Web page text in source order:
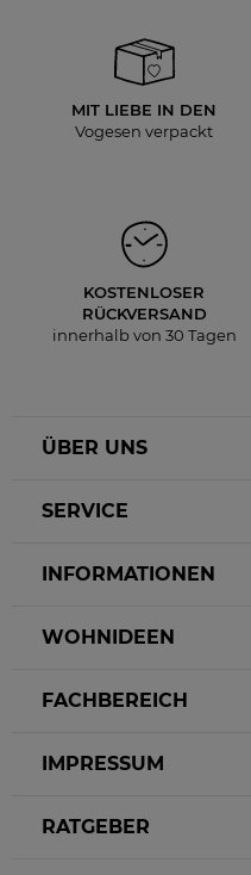
MIT LIEBE IN DEN
Vogesen verpackt
KOSTENLOSER
RÜCKVERSAND
innerhalb von 30 Tagen
ÜBER UNS
SERVICE
INFORMATIONEN
WOHNIDEEN
FACHBEREICH
IMPRESSUM
RATGEBER